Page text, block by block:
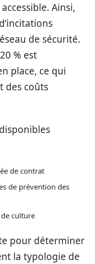
Ainsi,
de sécurité.
% est
place, ce qui
des coûts
de contrat
de prévention des
culture
pour déterminer
la typologie de